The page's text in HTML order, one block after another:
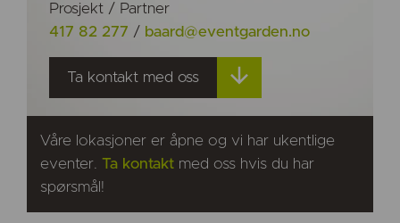
Prosjekt / Partner
417 82 277 / baard@eventgarden.no
Ta kontakt med oss
Våre lokasjoner er åpne og vi har ukentlige
eventer. Ta kontakt med oss hvis du har
spørsmål!